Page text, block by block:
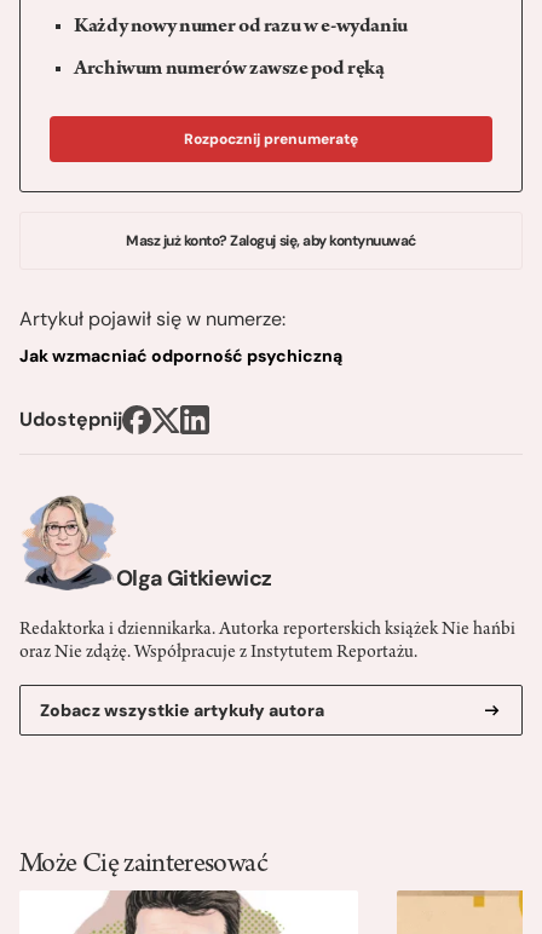
Olga Gitkiewicz
Redaktorka i dziennikarka. Autorka reporterskich książek Nie hańbi
oraz Nie zdążę. Współpracuje z Instytutem Reportażu.
Zobacz wszystkie artykuły autora
Każdy nowy numer od razu w e-wydaniu
Archiwum numerów zawsze pod ręką
Rozpocznij prenumeratę
Masz już konto? Zaloguj się, aby kontynuuwać
Artykuł pojawił się w numerze:
Jak wzmacniać odporność psychiczną
Udostępnij
Może Cię zainteresować